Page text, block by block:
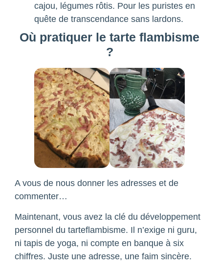
cajou, légumes rôtis. Pour les puristes en
quête de transcendance sans lardons.
Où pratiquer le tarte flambisme
?
A vous de nous donner les adresses et de
commenter…
Maintenant, vous avez la clé du développement
personnel du tarteflambisme. Il n’exige ni guru,
ni tapis de yoga, ni compte en banque à six
chiffres. Juste une adresse, une faim sincère.